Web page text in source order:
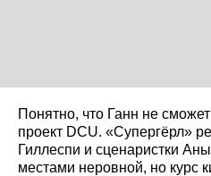
Понятно, что Ганн не
проект DCU. «Супергёрл»
Гиллеспи и сценаристки
местами неровной, но курс